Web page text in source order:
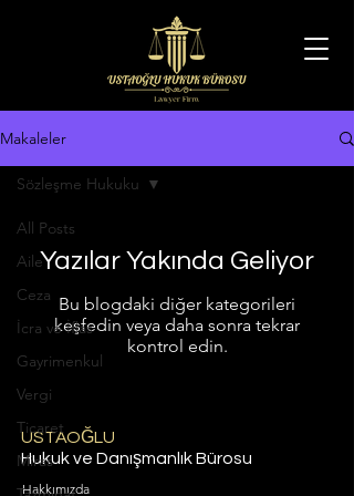
Makaleler
All Posts
Aile
Ceza
İcra ve İflas
Gayrimenkul
Vergi
Ticaret
Miras
Sözleşme Hukuku
Yazılar Yakında Geliyor
Bu blogdaki diğer kategorileri
keşfedin veya daha sonra tekrar
kontrol edin.
USTAOĞLU
Hukuk ve Danışmanlık Bürosu
Hakkımızda